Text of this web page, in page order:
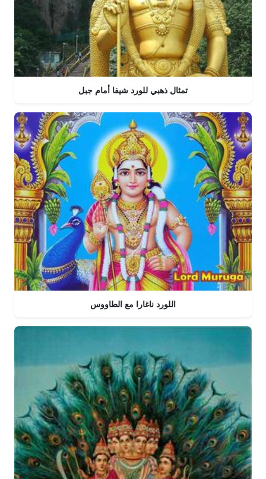
تمثال ذهبي للورد شيفا أمام جبل
اللورد ناغارا مع الطاووس